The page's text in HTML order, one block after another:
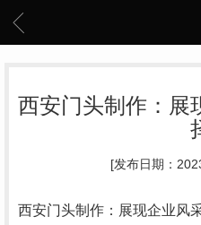
西安门头制作：展
[发布日期：
西安门头制作：展现企业风